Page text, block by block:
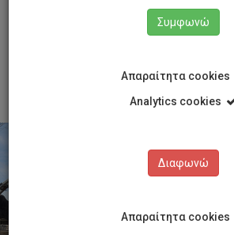
Σχολή Μηχανικής και
Τμήμα Πολιτικών Μηχανικών και
Συμφωνώ
Απαραίτητα cookies
Analytics cookies
Διαφωνώ
Απαραίτητα cookies